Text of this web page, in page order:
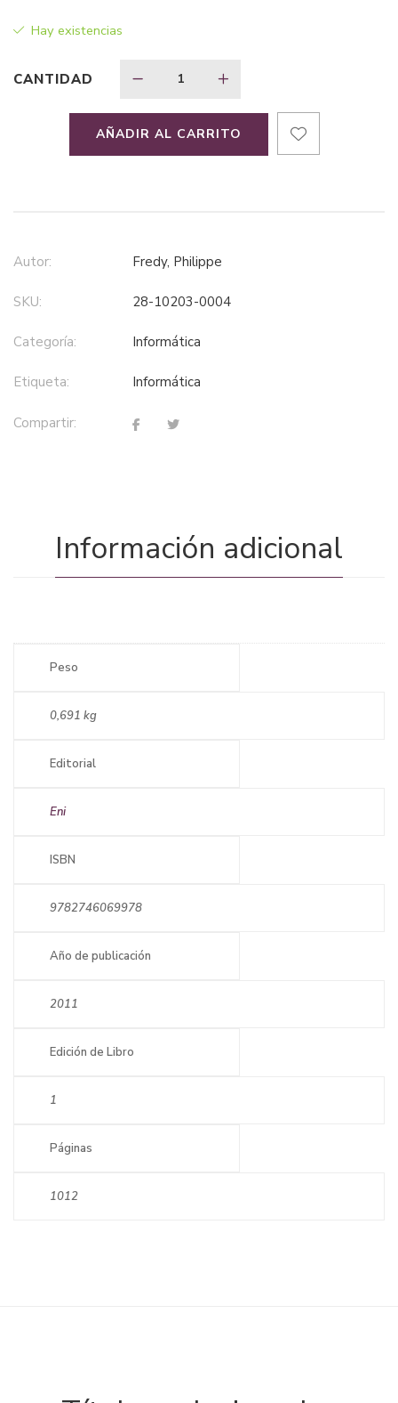
Hay existencias
CANTIDAD
AÑADIR AL CARRITO
Autor: Fredy, Philippe
SKU: 28-10203-0004
Categoría: informática
Etiqueta: informática
Compartir:
Información adicional
Peso
0,691 kg
Editorial
Eni
ISBN
9782746069978
Año de publicación
2011
Edición de Libro
1
Páginas
1012